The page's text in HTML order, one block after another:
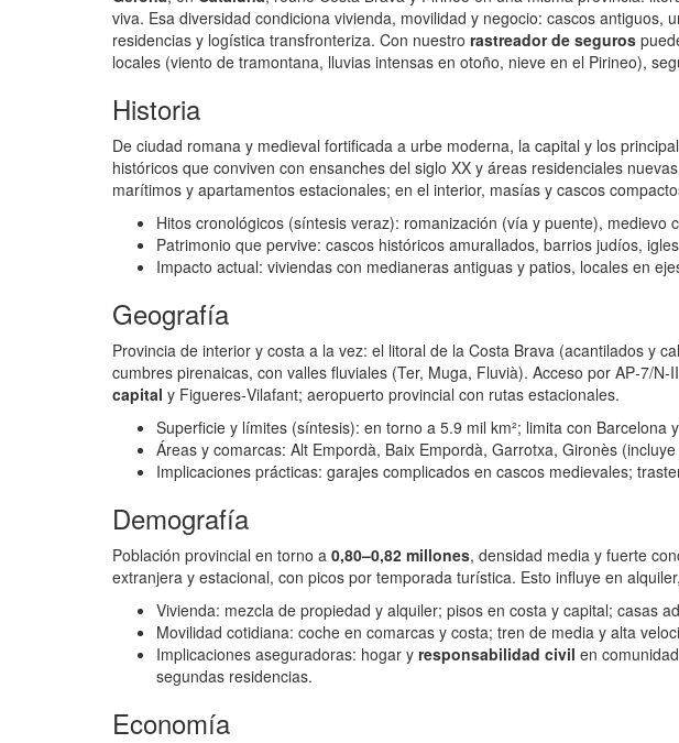
viva. Esa diversidad condiciona vivienda, movilidad y negocio: cascos
residencias y logística transfronteriza. Con nuestro rastreador de seguros
locales (viento de tramontana, lluvias intensas en otoño, nieve en el Pirineo),
Historia
De ciudad romana y medieval fortificada a urbe moderna, la capital y los
históricos que conviven con ensanches del siglo XX y áreas residenciales
marítimos y apartamentos estacionales; en el interior, masías y cascos
Hitos cronológicos (síntesis veraz): romanización (vía y puente),
Patrimonio que pervive: cascos históricos amurallados, barrios judíos,
Impacto actual: viviendas con medianeras antiguas y patios, locales en
Geografía
Provincia de interior y costa a la vez: el litoral de la Costa Brava (acantilados y
cumbres pirenaicas, con valles fluviales (Ter, Muga, Fluvià). Acceso por AP‑7/
capital y Figueres‑Vilafant; aeropuerto provincial con rutas estacionales.
Superficie y límites (síntesis): en torno a 5.9 mil km²; limita con Barcelona
Áreas y comarcas: Alt Empordà, Baix Empordà, Garrotxa, Gironès (incluye
Implicaciones prácticas: garajes complicados en cascos medievales;
Demografía
Población provincial en torno a 0,80–0,82 millones, densidad media y fuerte
extranjera y estacional, con picos por temporada turística. Esto influye en
Vivienda: mezcla de propiedad y alquiler; pisos en costa y capital; casas
Movilidad cotidiana: coche en comarcas y costa; tren de media y alta
Implicaciones aseguradoras: hogar y responsabilidad civil en
segundas residencias.
Economía